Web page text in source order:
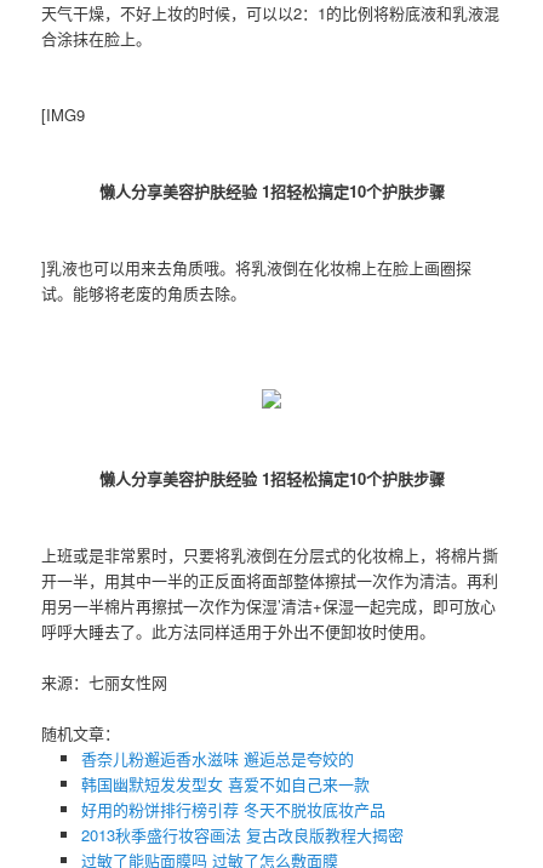
天气干燥，不好上妆的时候，可以以2：1的比例将粉底液和乳液混
合涂抹在脸上。
[IMG9
懒人分享美容护肤经验 1招轻松搞定10个护肤步骤
]乳液也可以用来去角质哦。将乳液倒在化妆棉上在脸上画圈探
试。能够将老废的角质去除。
懒人分享美容护肤经验 1招轻松搞定10个护肤步骤
上班或是非常累时，只要将乳液倒在分层式的化妆棉上，将棉片撕
开一半，用其中一半的正反面将面部整体擦拭一次作为清洁。再利
用另一半棉片再擦拭一次作为保湿’清洁+保湿一起完成，即可放心
呼呼大睡去了。此方法同样适用于外出不便卸妆时使用。
来源：七丽女性网
随机文章：
香奈儿粉邂逅香水滋味 邂逅总是夸姣的
韩国幽默短发发型女 喜爱不如自己来一款
好用的粉饼排行榜引荐 冬天不脱妆底妆产品
2013秋季盛行妆容画法 复古改良版教程大揭密
过敏了能贴面膜吗 过敏了怎么敷面膜